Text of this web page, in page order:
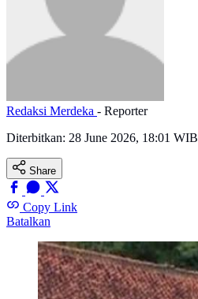
Redaksi Merdeka - Reporter
Diterbitkan: 28 June 2026, 18:01 WIB
Share
Copy Link
Batalkan